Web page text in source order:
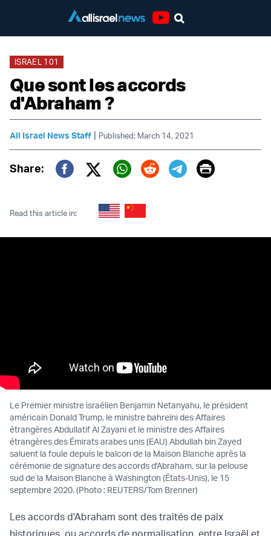
ISRAEL 101
Que sont les accords
d'Abraham ?
All Israel News Staff | Published: March 14, 2021
Share:
Twitter (X)
Print
Read this article in:
Le Premier ministre israélien Benjamin Netanyahu, le président
américain Donald Trump, le ministre bahreïni des Affaires
étrangères Abdullatif Al Zayani et le ministre des Affaires
étrangères des Émirats arabes unis (EAU) Abdullah bin Zayed
saluent la foule depuis le balcon de la Maison Blanche après la
cérémonie de signature des accords d'Abraham, sur la pelouse
sud de la Maison Blanche à Washington (États-Unis), le 15
septembre 2020. (Photo : REUTERS/Tom Brenner)
Les accords d'Abraham sont des traités de paix